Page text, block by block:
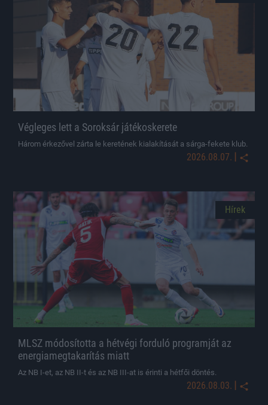
Végleges lett a Soroksár játékoskerete
Három érkezővel zárta le keretének kialakítását a sárga-fekete klub.
2026.08.07. |
Hírek
MLSZ módosította a hétvégi forduló programját az
energiamegtakarítás miatt
Az NB I-et, az NB II-t és az NB III-at is érinti a hétfői döntés.
2026.08.03. |